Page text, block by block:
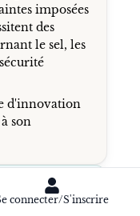
connecter/S'inscrire
imposées
des
le sel, les
d'innovation
son